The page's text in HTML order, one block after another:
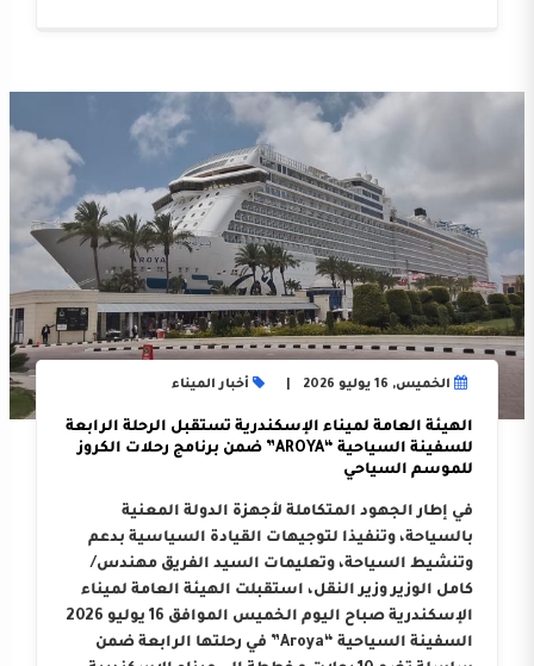
الخميس, 16 يوليو 2026 أخبار الميناء
الهيئة العامة لميناء الإسكندرية تستقبل الرحلة الرابعة
للسفينة السياحية “AROYA” ضمن برنامج رحلات الكروز
للموسم السياحي
في إطار الجهود المتكاملة لأجهزة الدولة المعنية
بالسياحة، وتنفيذا لتوجيهات القيادة السياسية بدعم
وتنشيط السياحة، وتعليمات السيد الفريق مهندس/
كامل الوزير وزير النقل، استقبلت الهيئة العامة لميناء
الإسكندرية صباح اليوم الخميس الموافق 16 يوليو 2026
السفينة السياحية “Aroya” في رحلتها الرابعة ضمن